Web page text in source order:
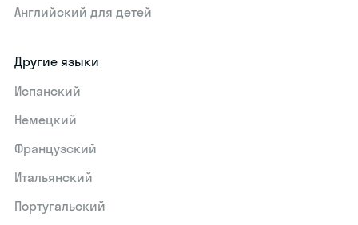
Английский для детей
Другие языки
Испанский
Немецкий
Французский
Итальянский
Португальский